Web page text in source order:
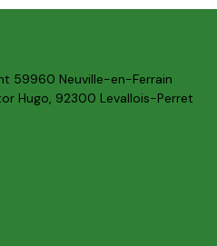
59960 Neuville-en-Ferrain
Hugo, 92300 Levallois-Perret